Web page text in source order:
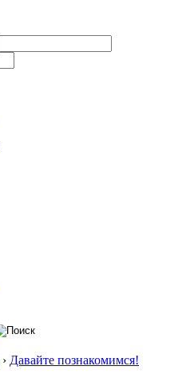
› Давайте познакомимся!